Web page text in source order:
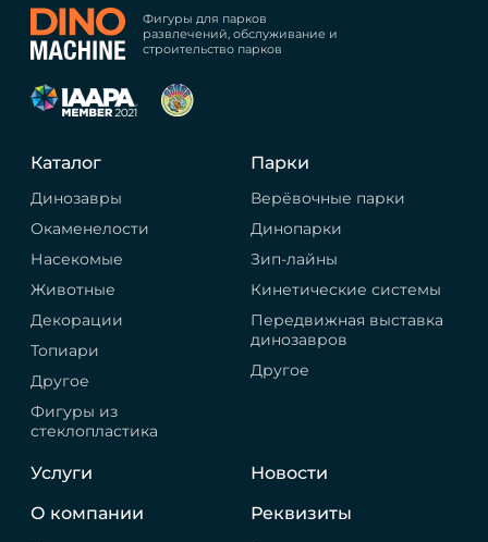
Фигуры для парков
развлечений, обслуживание и
строительство парков
Каталог
Динозавры
Окаменелости
Насекомые
Животные
Декорации
Топиари
Другое
Фигуры из
стеклопластика
Парки
Верёвочные парки
Динопарки
Зип-лайны
Кинетические системы
Передвижная выставка
динозавров
Другое
Услуги
О компании
Новости
Реквизиты